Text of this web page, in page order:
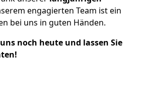
engagierten Team ist ein
bei uns in guten Händen.
noch heute und lassen Sie